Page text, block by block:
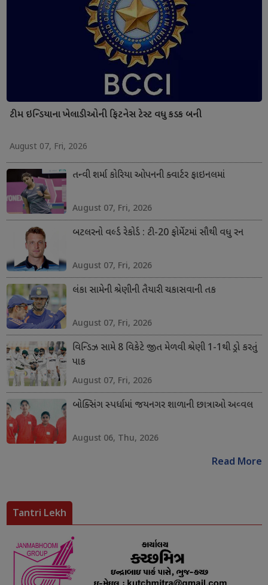
ટીમ ઇન્ડિયાના ખેલાડીઓની ફિટનેસ ટેસ્ટ વધુ કડક બની
August 07, Fri, 2026
તન્વી શર્મા કોરિયા ઓપનની ક્વાર્ટર ફાઇનલમાં
August 07, Fri, 2026
બટલરનો વર્લ્ડ રેકોર્ડ : ટી-20 ફોર્મેટમાં સૌથી વધુ રન
August 07, Fri, 2026
લંકા સામેની શ્રેણીની તૈયારી ચકાસવાની તક
August 07, Fri, 2026
વિન્ડિઝ સામે 8 વિકેટે જીત મેળવી શ્રેણી 1-1થી ડ્રો કરતું
પાક
August 07, Fri, 2026
બોક્સિંગ સ્પર્ધામાં જયનગર શાળાની છાત્રાઓ અવ્વલ
August 06, Thu, 2026
Read More
Tantri Lekh